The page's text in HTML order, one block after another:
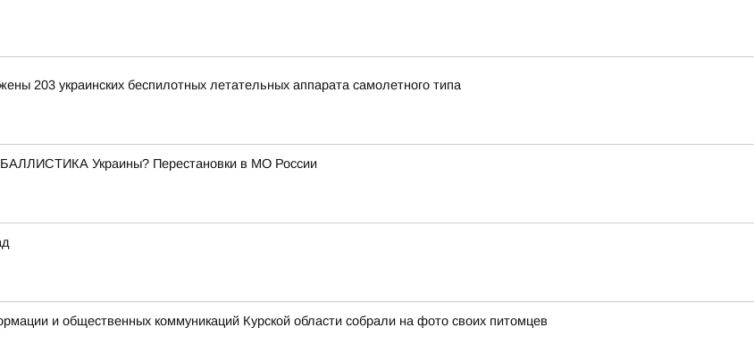
203 украинских беспилотных летательных аппарата самолетного типа
Украины? Перестановки в МО России
и общественных коммуникаций Курской области собрали на фото своих питомцев